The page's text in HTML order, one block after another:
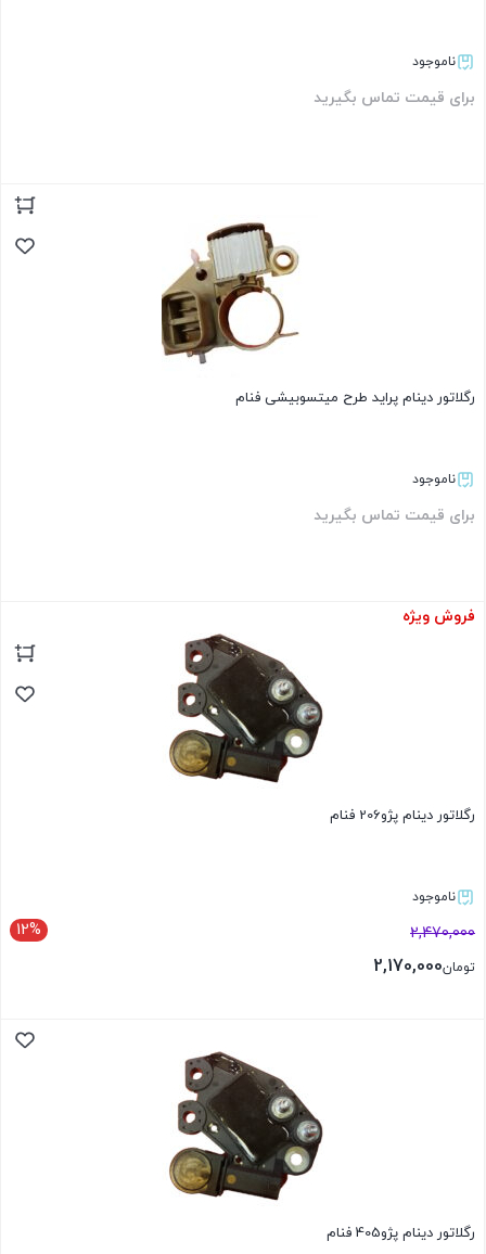
ناموجود
برای قیمت تماس بگیرید
رگلاتور دینام پراید طرح میتسوبیشی فنام
ناموجود
برای قیمت تماس بگیرید
بستن
فروش ویژه
رگلاتور دینام پژو206 فنام
ناموجود
12% 2,470,000
تومان2,170,000
رگلاتور دینام پژو405 فنام